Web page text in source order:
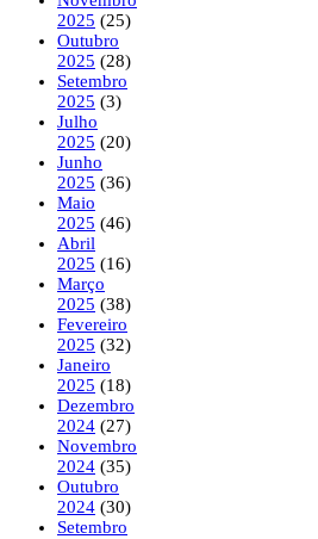
2025 (25)
Outubro
2025 (28)
Setembro
2025 (3)
Julho
2025 (20)
Junho
2025 (36)
Maio
2025 (46)
Abril
2025 (16)
Março
2025 (38)
Fevereiro
2025 (32)
Janeiro
2025 (18)
Dezembro
2024 (27)
Novembro
2024 (35)
Outubro
2024 (30)
Setembro